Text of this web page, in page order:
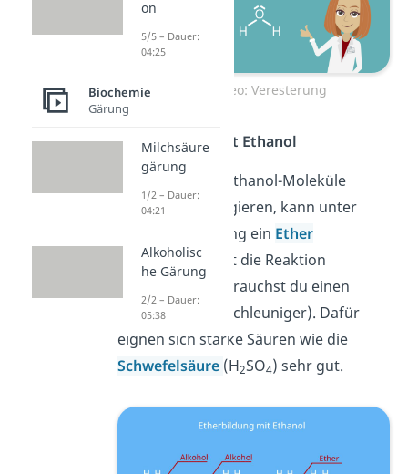
Zum Video: Veresterung
Etherbildung mit Ethanol
Wenn mehrere Ethanol-Moleküle
miteinander reagieren, kann unter
Wasserabspaltung ein Ether
entstehen. Damit die Reaktion
ablaufen kann, brauchst du einen
Katalysator
(Beschleuniger). Dafür
eignen sich starke Säuren wie die
Schwefelsäure (H2SO4) sehr gut.
on
5/5 – Dauer:
04:25
Biochemie
Gärung
Milchsäure
gärung
1/2 – Dauer:
04:21
Alkoholisc
he Gärung
2/2 – Dauer:
05:38